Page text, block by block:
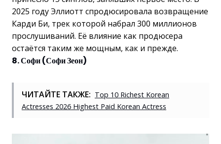
2025 году Эллиотт спродюсировала возвращение
Карди Би, трек которой набрал 300 миллионов
прослушиваний. Её влияние как продюсера
остаётся таким же мощным, как и прежде.
8. Софи (Софи Зеон)
ЧИТАЙТЕ ТАКЖЕ: Top 10 Richest Korean
Actresses 2026 Highest Paid Korean Actress